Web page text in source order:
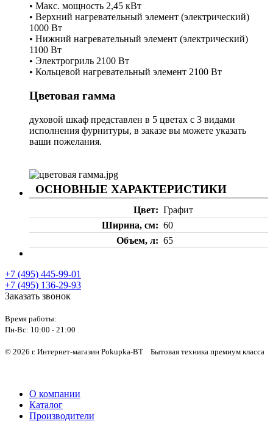
• Макс. мощность 2,45 кВт
• Верхний нагревательный элемент (электрический)
1000 Вт
• Нижний нагревательный элемент (электрический)
1100 Вт
• Электрогриль 2100 Вт
• Кольцевой нагревательный элемент 2100 Вт
Цветовая гамма
духовой шкаф представлен в 5 цветах с 3 видами
исполнения фурнитуры, в заказе вы можете указать
ваши пожелания.
ОСНОВНЫЕ ХАРАКТЕРИСТИКИ
Цвет
Графит
Ширина, см
60
Объем, л
65
+7 (495) 445-99-01
+7 (495) 136-29-93
Заказать звонок
Время работы:
Пн-Вс: 10:00 - 21:00
© 2026 г. Интернет-магазин Pokupka-BT Бытовая техника премиум класса
О компании
Каталог
Производители